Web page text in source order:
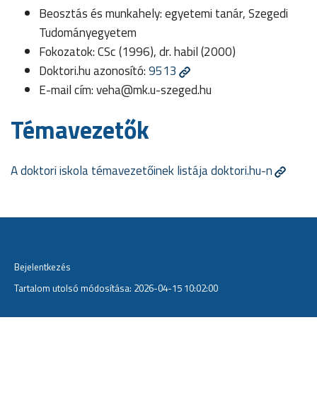
Beosztás és munkahely: egyetemi tanár, Szegedi
Tudományegyetem
Fokozatok: CSc (1996), dr. habil (2000)
Doktori.hu azonosító:9513
E-mail cím:veha@mk.u-szeged.hu
Témavezetők
A doktori iskola témavezetőinek listája doktori.hu-n
Bejelentkezés
Tartalom utolsó módosítása: 2026-04-15 10:02:00